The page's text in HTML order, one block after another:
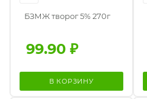
БЗМЖ творог 5% 270г
99.90 ₽
В КОРЗИНУ